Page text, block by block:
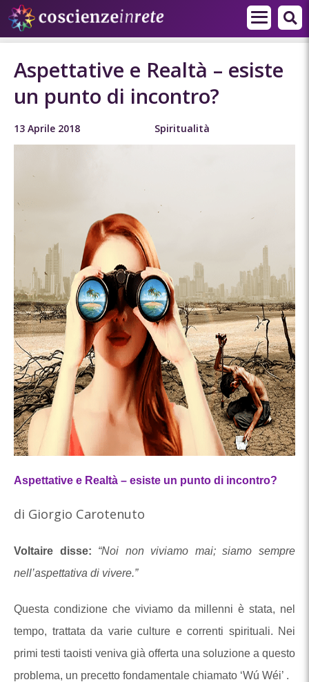
Aspettative e Realtà – esiste
un punto di incontro?
13 Aprile 2018 Spiritualità
Aspettative e Realtà – esiste un punto di incontro?
di Giorgio Carotenuto
Voltaire disse:
“Noi non viviamo mai; siamo sempre
nell’aspettativa di vivere.”
Questa condizione che viviamo da millenni è stata, nel
tempo, trattata da varie culture e correnti spirituali. Nei
primi testi taoisti veniva già offerta una soluzione a questo
problema, un precetto fondamentale chiamato ‘Wú Wéi’ .